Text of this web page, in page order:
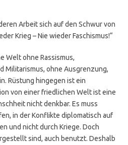
Arbeit sich auf den Schwur von
Krieg – Nie wieder Faschismus!“
Welt ohne Rassismus,
Militarismus, ohne Ausgrenzung,
Rüstung hingegen ist ein
von einer friedlichen Welt ist eine
nicht denkbar. Es muss
in der Konflikte diplomatisch auf
und nicht durch Kriege. Doch
sind, auch benutzt. Deshalb